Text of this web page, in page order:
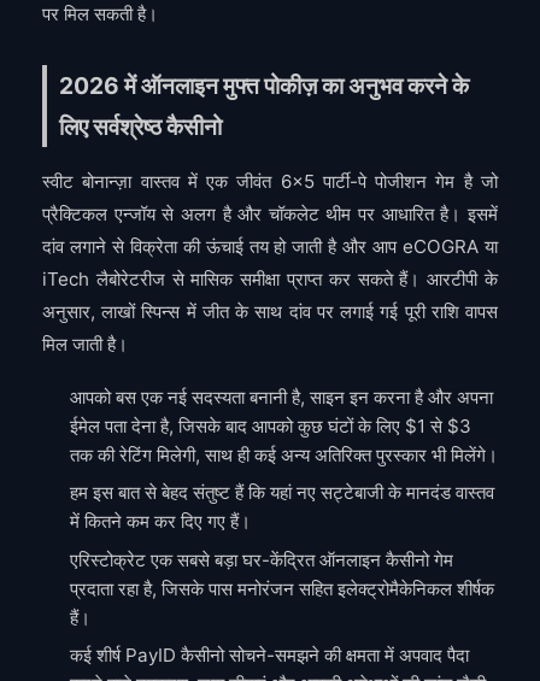
पर मिल सकती है।
2026 में ऑनलाइन मुफ्त पोकीज़ का अनुभव करने के
लिए सर्वश्रेष्ठ कैसीनो
स्वीट बोनान्ज़ा वास्तव में एक जीवंत 6×5 पार्टी-पे पोजीशन गेम है जो
प्रैक्टिकल एन्जॉय से अलग है और चॉकलेट थीम पर आधारित है। इसमें
दांव लगाने से विक्रेता की ऊंचाई तय हो जाती है और आप eCOGRA या
iTech लैबोरेटरीज से मासिक समीक्षा प्राप्त कर सकते हैं। आरटीपी के
अनुसार, लाखों स्पिन्स में जीत के साथ दांव पर लगाई गई पूरी राशि वापस
मिल जाती है।
आपको बस एक नई सदस्यता बनानी है, साइन इन करना है और अपना
ईमेल पता देना है, जिसके बाद आपको कुछ घंटों के लिए $1 से $3
तक की रेटिंग मिलेगी, साथ ही कई अन्य अतिरिक्त पुरस्कार भी मिलेंगे।
हम इस बात से बेहद संतुष्ट हैं कि यहां नए सट्टेबाजी के मानदंड वास्तव
में कितने कम कर दिए गए हैं।
एरिस्टोक्रेट एक सबसे बड़ा घर-केंद्रित ऑनलाइन कैसीनो गेम
प्रदाता रहा है, जिसके पास मनोरंजन सहित इलेक्ट्रोमैकेनिकल शीर्षक
हैं।
कई शीर्ष PayID कैसीनो सोचने-समझने की क्षमता में अपवाद पैदा